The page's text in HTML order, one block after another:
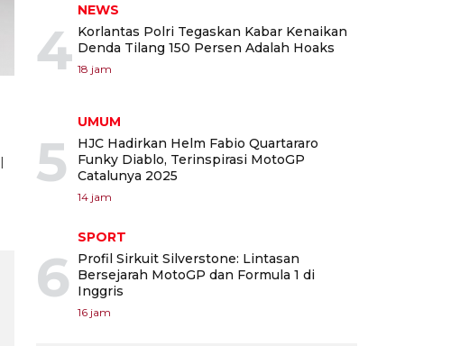
4
NEWS
Korlantas Polri Tegaskan Kabar Kenaikan
Denda Tilang 150 Persen Adalah Hoaks
18 jam
5
UMUM
HJC Hadirkan Helm Fabio Quartararo
Funky Diablo, Terinspirasi MotoGP
Catalunya 2025
14 jam
6
SPORT
Profil Sirkuit Silverstone: Lintasan
Bersejarah MotoGP dan Formula 1 di
Inggris
16 jam